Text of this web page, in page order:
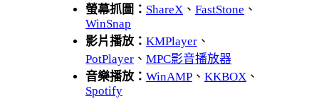
螢幕抓圖： ShareX 、 FastStone 、
WinSnap
影片播放： KMPlayer 、
PotPlayer 、 MPC影音播放器
音樂播放： WinAMP 、 KKBOX 、
Spotify